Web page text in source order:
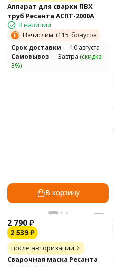
Аппарат для сварки ПВХ
труб Ресанта АСПТ-2000А
В наличии
Начислим +115 бонусов
Cрок доставки — 10 августа
Самовывоз— Завтра (скидка
3%)
В корзину
2 790₽
2 539 ₽
после авторизации
Сварочная маска Ресанта